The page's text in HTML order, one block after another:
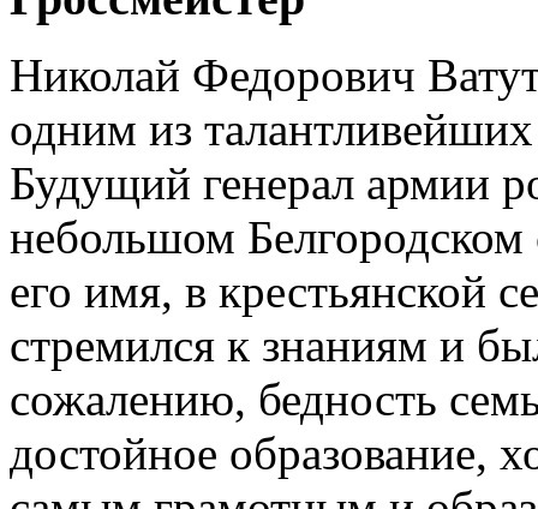
Николай Федорович
одним из
Будущий генерал армии
небольшом
его имя, в крестьянской
стремился к знаниям и
сожалению, бедность
достойное образование,